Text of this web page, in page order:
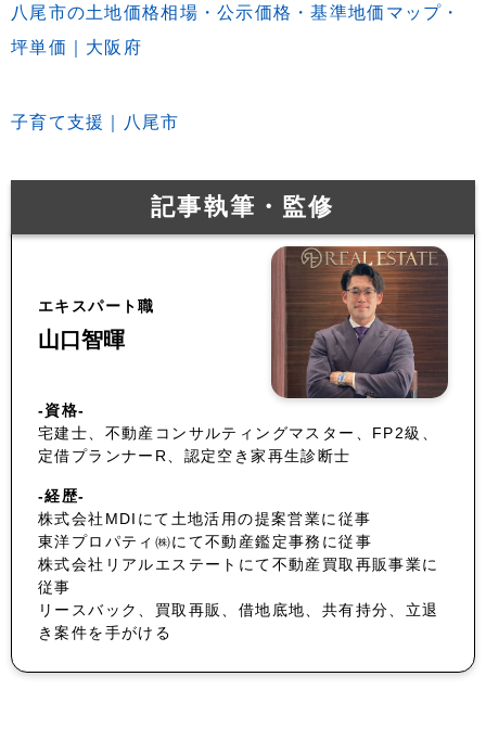
八尾市の土地価格相場・公示価格・基準地価マップ・
坪単価｜大阪府
子育て支援｜八尾市
記事執筆・監修
エキスパート職
山口智暉
-資格-
宅建士、不動産コンサルティングマスター、FP2級、
定借プランナーR、認定空き家再生診断士
-経歴-
株式会社MDIにて土地活用の提案営業に従事
東洋プロパティ㈱にて不動産鑑定事務に従事
株式会社リアルエステートにて不動産買取再販事業に
従事
リースバック、買取再販、借地底地、共有持分、立退
き案件を手がける